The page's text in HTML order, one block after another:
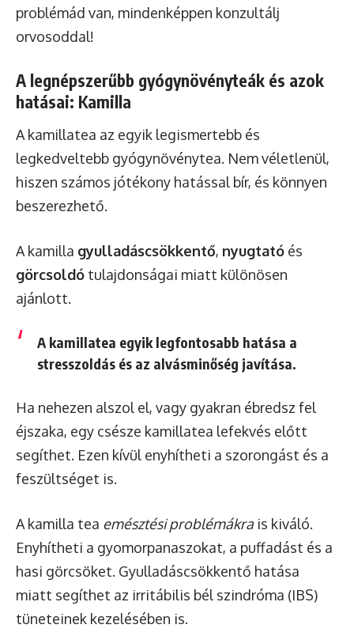
problémád van, mindenképpen konzultálj
orvosoddal!
A legnépszerűbb gyógynövényteák és azok
hatásai: Kamilla
A kamillatea az egyik legismertebb és
legkedveltebb gyógynövénytea. Nem véletlenül,
hiszen számos jótékony hatással bír, és könnyen
beszerezhető.
A kamilla gyulladáscsökkentő, nyugtató és
görcsoldó tulajdonságai miatt különösen
ajánlott.
A kamillatea egyik legfontosabb hatása a
stresszoldás és az alvásminőség javítása.
Ha nehezen alszol el, vagy gyakran ébredsz fel
éjszaka, egy csésze kamillatea lefekvés előtt
segíthet. Ezen kívül enyhítheti a szorongást és a
feszültséget is.
A kamilla tea emésztési problémákrais kiváló.
Enyhítheti a gyomorpanaszokat, a puffadást és a
hasi görcsöket. Gyulladáscsökkentő hatása
miatt segíthet az irritábilis bél szindróma (IBS)
tüneteinek kezelésében is.